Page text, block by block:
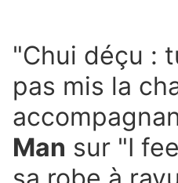
"Chui déçu :
pas mis la
Man sur "I